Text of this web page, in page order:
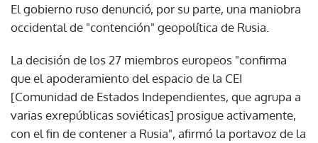
El gobierno ruso denunció, por su parte, una maniobra
occidental de "contención" geopolítica de Rusia.
La decisión de los 27 miembros europeos "confirma
que el apoderamiento del espacio de la CEI
[Comunidad de Estados Independientes, que agrupa a
varias exrepúblicas soviéticas] prosigue activamente,
con el fin de contener a Rusia", afirmó la portavoz de la